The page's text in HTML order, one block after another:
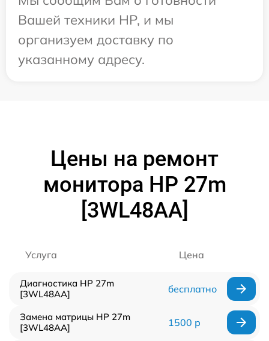
Вашей техники HP, и мы
организуем доставку по
указанному адресу.
Цены на ремонт
монитора HP 27m
[3WL48AA]
Услуга Цена
Диагностика HP 27m
[3WL48AA]
бесплатно
Замена матрицы HP 27m
[3WL48AA]
1500 р